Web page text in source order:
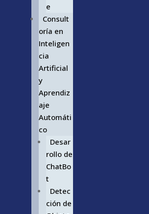
e
Consult
oría en
Inteligen
cia
Artificial
y
Aprendiz
aje
Automáti
co
Desar
rollo de
ChatBo
t
Detec
ción de